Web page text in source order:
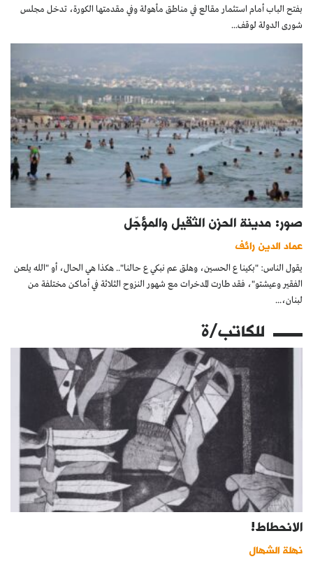
بفتح الباب أمام استثمار مقالع في مناطق مأهولة وفي مقدمتها الكورة، تدخل مجلس
شورى الدولة لوقف...
صور: مدينة الحزن الثقيل والمؤجّل
عماد الدين رائف
يقول الناس: "بكينا ع الحسين، وهلق عم نبكي ع حالنا".. هكذا هي الحال، أو "الله يلعن
الفقير وعيشتو"، فقد طارت المدخرات مع شهور النزوح الثلاثة في أماكن مختلفة من
لبنان،...
للكاتب/ة
الانحطاط!
نهلة الشهال